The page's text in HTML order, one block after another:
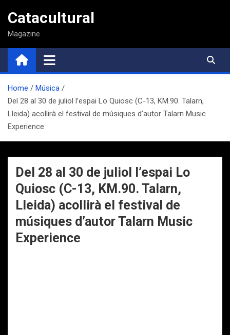
contenido
Catacultural
Magazine
Home
Música
Del 28 al 30 de juliol l’espai Lo Quiosc (C-13, KM.90. Talarn,
Lleida) acollirà el festival de músiques d’autor Talarn Music
Experience
Del 28 al 30 de juliol l’espai Lo
Quiosc (C-13, KM.90. Talarn,
Lleida) acollirà el festival de
músiques d’autor Talarn Music
Experience